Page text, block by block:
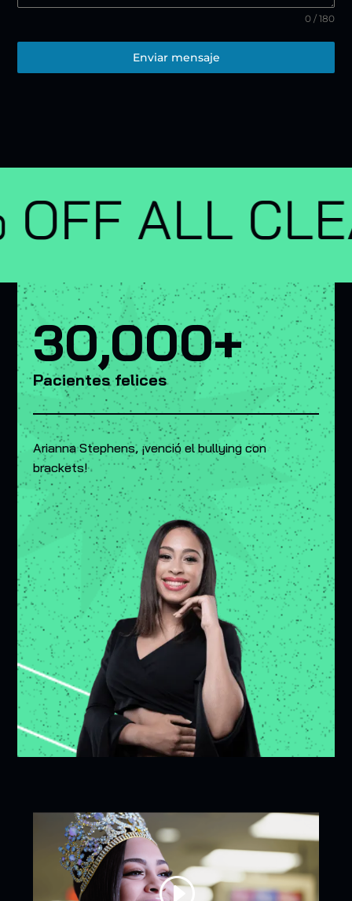
0 / 180
Enviar mensaje
30,000+
Pacientes felices
Arianna Stephens, ¡venció el bullying con
brackets!